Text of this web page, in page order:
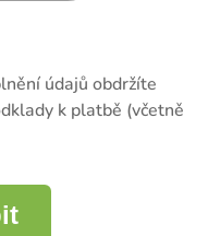
údajů obdržíte
k platbě (včetně